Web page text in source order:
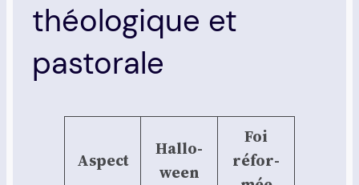
théologique et
pastorale
Aspect
Hal­lo­
ween
Foi
réfor­